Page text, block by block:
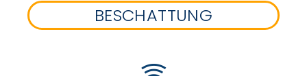
BESCHATTUNG